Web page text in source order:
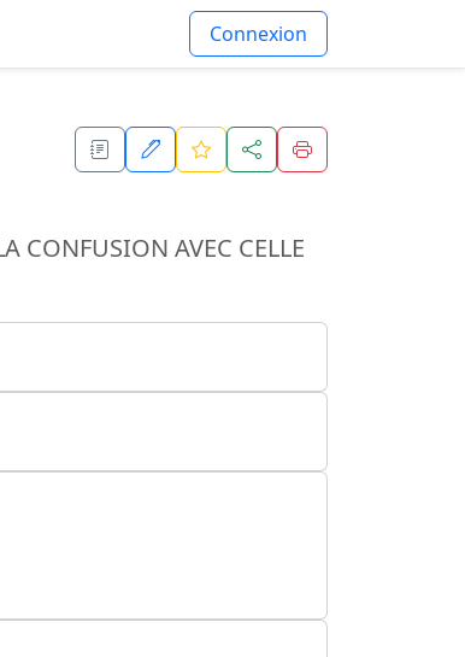
Connexion
CONFUSION AVEC CELLE